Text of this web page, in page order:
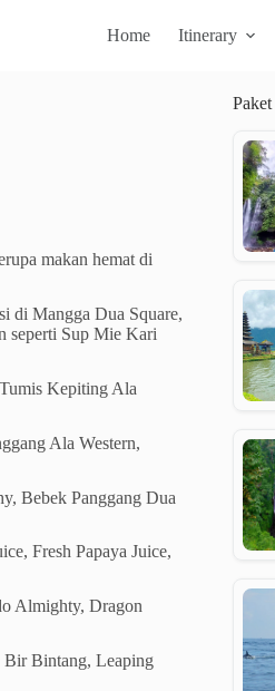
Home Itinerary
makan hemat di
di Mangga Dua Square,
seperti Sup Mie Kari
Kepiting Ala
Ala Western,
Bebek Panggang Dua
Fresh Papaya Juice,
Almighty, Dragon
Bir Bintang, Leaping
Paket